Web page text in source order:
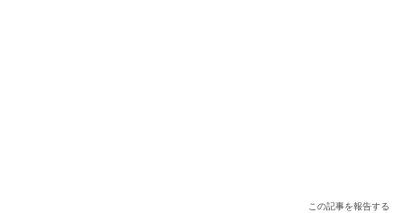
この記事を報告する